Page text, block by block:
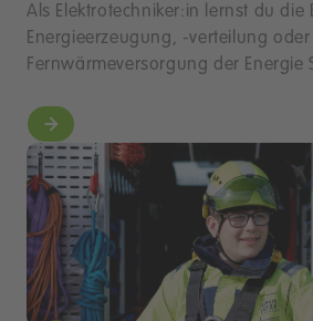
Als Elektrotechniker:in lernst du die
Energieerzeugung, -verteilung oder
Fernwärmeversorgung der Energie